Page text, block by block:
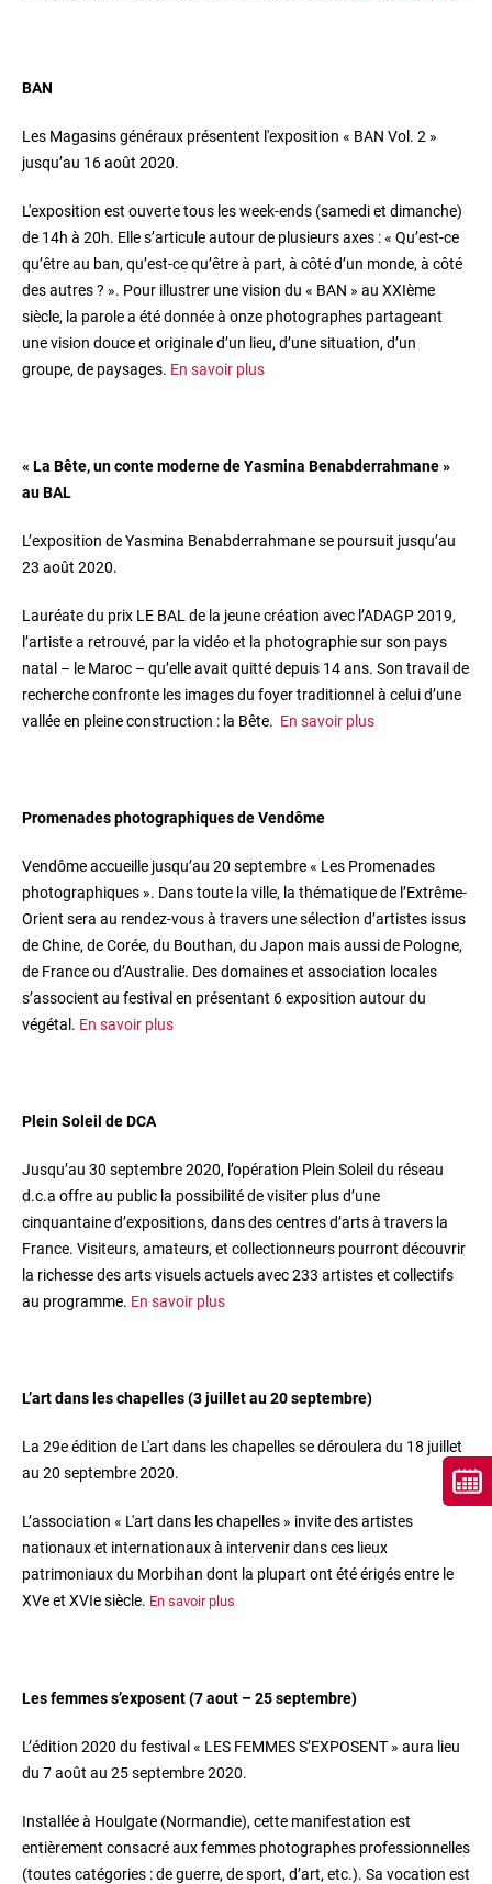
BAN
Les Magasins généraux présentent l'exposition « BAN Vol. 2 »
jusqu’au 16 août 2020.
L'exposition est ouverte tous les week-ends (samedi et dimanche)
de 14h à 20h. Elle s’articule autour de plusieurs axes : « Qu’est-ce
qu’être au ban, qu’est-ce qu’être à part, à côté d’un monde, à côté
des autres ? ». Pour illustrer une vision du « BAN » au XXIème
siècle, la parole a été donnée à onze photographes partageant
une vision douce et originale d’un lieu, d’une situation, d’un
groupe, de paysages. En savoir plus
« La Bête, un conte moderne de Yasmina Benabderrahmane »
au BAL
L’exposition de Yasmina Benabderrahmane se poursuit jusqu’au
23 août 2020.
Lauréate du prix LE BAL de la jeune création avec l’ADAGP 2019,
l’artiste a retrouvé, par la vidéo et la photographie sur son pays
natal – le Maroc – qu’elle avait quitté depuis 14 ans. Son travail de
recherche confronte les images du foyer traditionnel à celui d’une
vallée en pleine construction : la Bête. En savoir plus
Promenades photographiques de Vendôme
Vendôme accueille jusqu’au 20 septembre « Les Promenades
photographiques ». Dans toute la ville, la thématique de l’Extrême-
Orient sera au rendez-vous à travers une sélection d’artistes issus
de Chine, de Corée, du Bouthan, du Japon mais aussi de Pologne,
de France ou d’Australie. Des domaines et association locales
s’associent au festival en présentant 6 exposition autour du
végétal. En savoir plus
Plein Soleil de DCA
Jusqu’au 30 septembre 2020, l’opération Plein Soleil du réseau
d.c.a offre au public la possibilité de visiter plus d’une
cinquantaine d’expositions, dans des centres d’arts à travers la
France. Visiteurs, amateurs, et collectionneurs pourront découvrir
la richesse des arts visuels actuels avec 233 artistes et collectifs
au programme. En savoir plus
L’art dans les chapelles (3 juillet au 20 septembre)
La 29e édition de L'art dans les chapelles se déroulera du 18 juillet
au 20 septembre 2020.
L’association « L'art dans les chapelles » invite des artistes
nationaux et internationaux à intervenir dans ces lieux
patrimoniaux du Morbihan dont la plupart ont été érigés entre le
XVe et XVIe siècle. En savoir plus
Les femmes s’exposent (7 aout – 25 septembre)
L’édition 2020 du festival « LES FEMMES S’EXPOSENT » aura lieu
du 7 août au 25 septembre 2020.
Installée à Houlgate (Normandie), cette manifestation est
entièrement consacré aux femmes photographes professionnelles
(toutes catégories : de guerre, de sport, d’art, etc.). Sa vocation est